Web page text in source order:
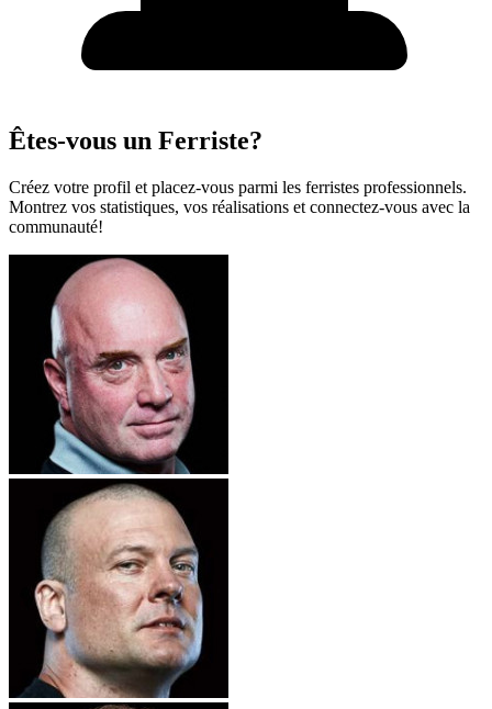
Êtes-vous un Ferriste?
Créez votre profil et placez-vous parmi les ferristes professionnels.
Montrez vos statistiques, vos réalisations et connectez-vous avec la
communauté!